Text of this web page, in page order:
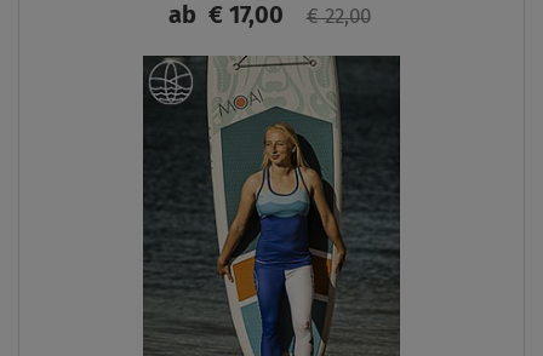
ab€ 17,00 € 22,00
ANZEIGEN